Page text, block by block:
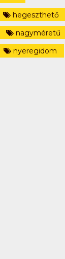
hegeszthető
nagyméretű
nyeregidom